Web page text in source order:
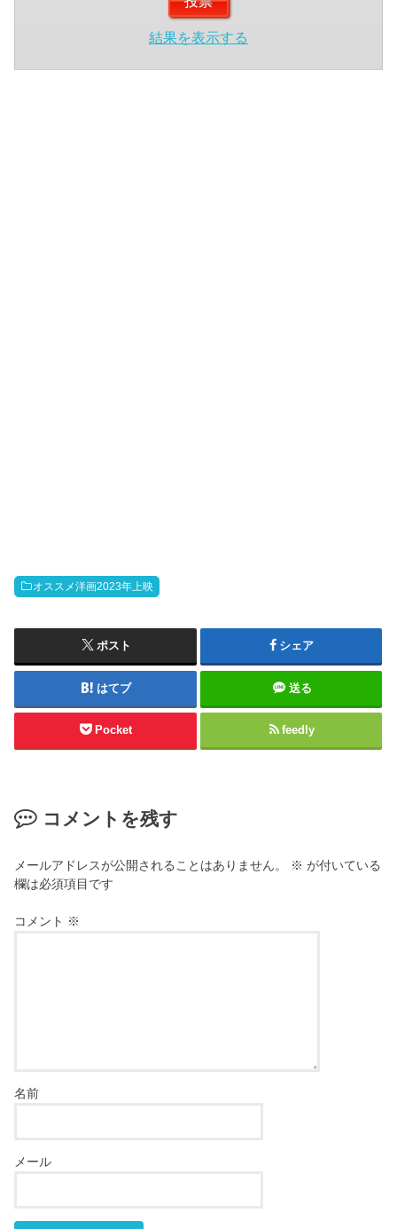
結果を表示する
オススメ洋画2023年上映
ポスト シェア
はてブ 送る
Pocket feedly
コメントを残す
メールアドレスが公開されることはありません。 ※ が付いている
欄は必須項目です
コメント ※
名前
メール